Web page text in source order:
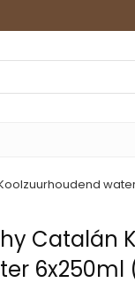
Catalán
6x250ml